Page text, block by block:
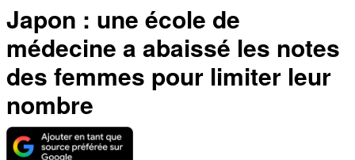
Japon : une école de
médecine a abaissé les notes
des femmes pour limiter leur
nombre